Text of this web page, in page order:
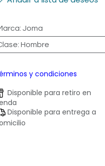
: Joma
: Hombre
y condiciones
Disponible para retiro en
Disponible para entrega a